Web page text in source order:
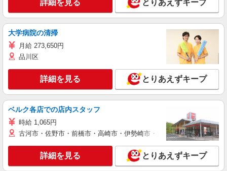
詳細を見る とりあえずキープ
大学病院の清掃
月給 273,650円
品川区
詳細を見る とりあえずキープ
ベルク各店での店内スタッフ
時給 1,065円
古河市・佐野市・前橋市・高崎市・伊勢崎市・太田市・館林市・藤
詳細を見る とりあえずキープ